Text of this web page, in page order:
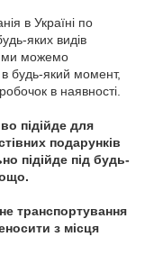
в Україні по
яких видів
ми можемо
в будь-який момент,
в наявності.
підійде для
подарунків
підійде під будь-
транспортування
з місця